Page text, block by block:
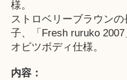
様。
ストロベリーブラウン
子、「Fresh ruruko 2007
オビツボディ仕様。
内容：